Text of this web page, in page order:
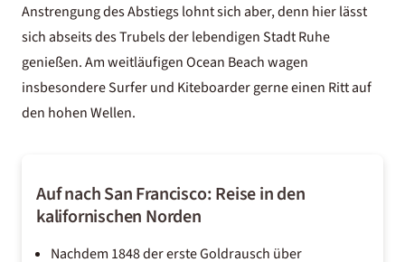
Anstrengung des Abstiegs lohnt sich aber, denn hier lässt
sich abseits des Trubels der lebendigen Stadt Ruhe
genießen. Am weitläufigen Ocean Beach wagen
insbesondere Surfer und Kiteboarder gerne einen Ritt auf
den hohen Wellen.
Auf nach San Francisco: Reise in den
kalifornischen Norden
Nachdem 1848 der erste Goldrausch über